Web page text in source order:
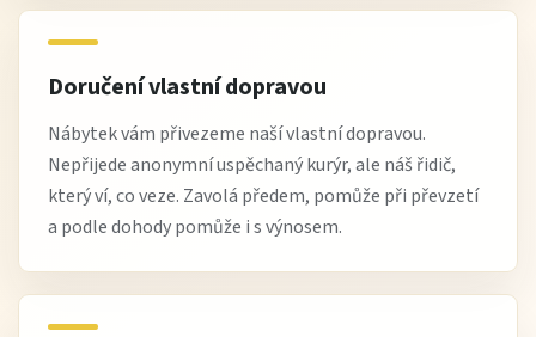
Doručení vlastní dopravou
Nábytek vám přivezeme naší vlastní dopravou.
Nepřijede anonymní uspěchaný kurýr, ale náš řidič,
který ví, co veze. Zavolá předem, pomůže při převzetí
a podle dohody pomůže i s výnosem.